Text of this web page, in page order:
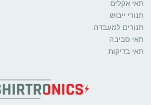
תאי אקלים
תנורי ייבוש
תנורים למעבדה
תאי סביבה
תאי בדיקות